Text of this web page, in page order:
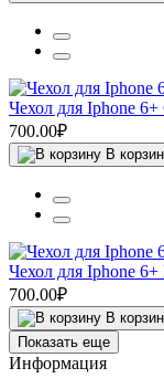
Чехол для Iphone
700.00₽
В
Чехол для Iphone
700.00₽
В
Показать еще
Информация